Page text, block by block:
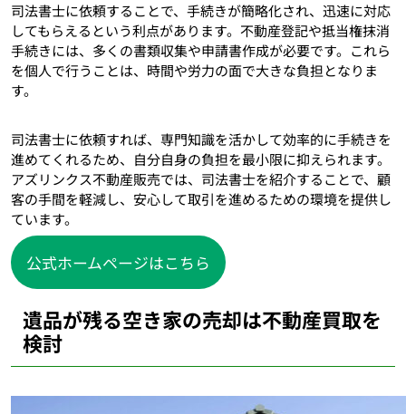
司法書士に依頼することで、手続きが簡略化され、迅速に対応
してもらえるという利点があります。不動産登記や抵当権抹消
手続きには、多くの書類収集や申請書作成が必要です。これら
を個人で行うことは、時間や労力の面で大きな負担となりま
す。
司法書士に依頼すれば、専門知識を活かして効率的に手続きを
進めてくれるため、自分自身の負担を最小限に抑えられます。
アズリンクス不動産販売では、司法書士を紹介することで、顧
客の手間を軽減し、安心して取引を進めるための環境を提供し
ています。
公式ホームページはこちら
遺品が残る空き家の売却は不動産買取を
検討